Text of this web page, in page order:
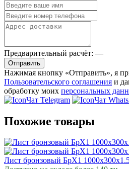
Предварительный расчёт: —
Отправить
Нажимая кнопку «Отправить», я
Пользовательского соглашения и
обработку моих персональных
Чат Telegram
Чат
Похожие товары
Лист бронзовый БрХ1